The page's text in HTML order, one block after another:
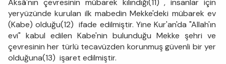
Aksâ'nın çevresinin mübarek kılındığı(11) , insanlar için
yeryüzünde kurulan ilk mabedin Mekke'deki mübarek ev
(Kabe) olduğu(12) ifade edilmiştir. Yine Kur'an'da "Allah'ın
evi" kabul edilen Kabe'nin bulunduğu Mekke şehri ve
çevresinin her türlü tecavüzden korunmuş güvenli bir yer
olduğuna(13) işaret edilmiştir.